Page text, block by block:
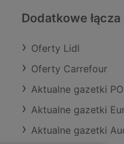
Dodatkowe łącza
Oferty Lidl
Oferty Carrefour
Aktualne gazetki
Aktualne gazetki
Aktualne gazetki